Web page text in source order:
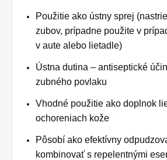
Použitie ako ústny sprej
zubov, prípadne použite v
v aute alebo lietadle)
Ústna dutina – antiseptické
zubného povlaku
Vhodné použitie ako doplnok
ochoreniach kože
Pôsobí ako efektívny
kombinovať s repelentnými